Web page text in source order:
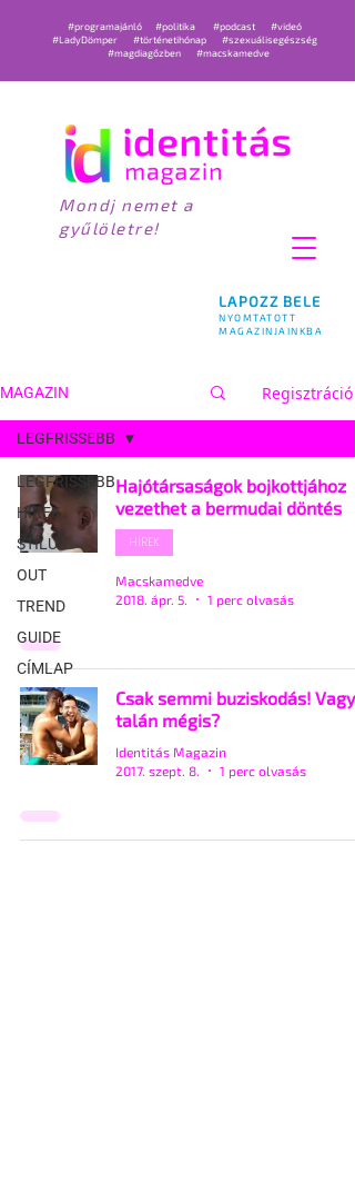
LAPOZZ BELE
NYOMTATOTT
MAGAZINJAINKBA
#programajánló #politika #podcast
#videó
#LadyDömper
#történetihónap
#szexuálisegészség
#magdiagőzben
#macskamedve
Mondj nemet a
gyűlöletre!
MAGAZIN Regisztráció
LEGFRISSEBB
HÍREK
STÍLUS
OUT
TREND
GUIDE
CÍMLAP
LEGFRISSEBB
Hajótársaságok bojkottjához
vezethet a bermudai döntés
HÍREK
Macskamedve
2018. ápr. 5.
1 perc olvasás
Csak semmi buziskodás! Vagy
talán mégis?
Identitás Magazin
2017. szept. 8.
1 perc olvasás